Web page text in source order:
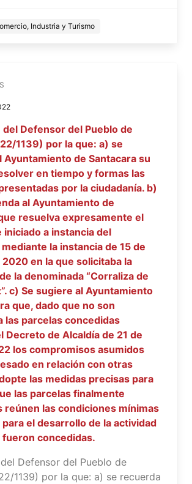
Industria y Turismo
del Defensor del Pueblo de
1139) por la que: a) se
Ayuntamiento de Santacara su
en tiempo y formas las
por la ciudadanía. b)
al Ayuntamiento de
resuelva expresamente el
a instancia del
la instancia de 15 de
en la que solicitaba la
la denominada “Corraliza de
c) Se sugiere al Ayuntamiento
que, dado que no son
las parcelas concedidas
Decreto de Alcaldía de 21 de
los compromisos asumidos
en relación con otras
las medidas precisas para
las parcelas finalmente
reúnen las condiciones mínimas
el desarrollo de la actividad
fueron concedidas.
Defensor del Pueblo de
1139) por la que: a) se recuerda